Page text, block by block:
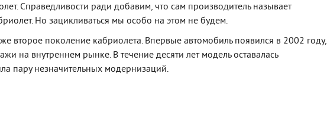
Справедливости ради добавим, что сам производитель называет
Но зацикливаться мы особо на этом не будем.
второе поколение кабриолета. Впервые автомобиль появился в 2002 году,
на внутреннем рынке. В течение десяти лет модель оставалась
пару незначительных модернизаций.